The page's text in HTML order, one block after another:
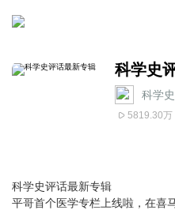
科学史
科学
5819.30万
科学史评话最新专辑
平哥首个医学专栏上线啦，在喜